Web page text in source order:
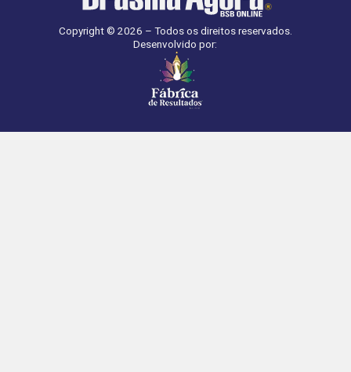
Copyright © 2026 – Todos os direitos reservados.
Desenvolvido por: